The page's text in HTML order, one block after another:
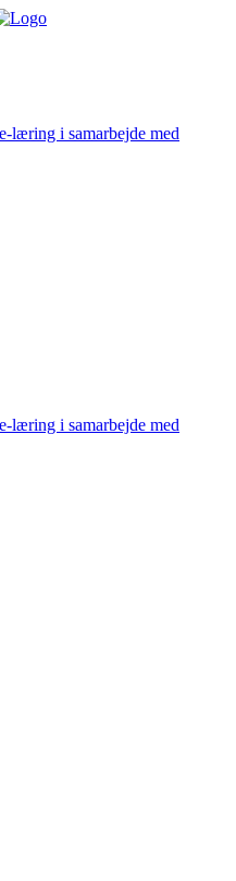
læring i samarbejde med
læring i samarbejde med